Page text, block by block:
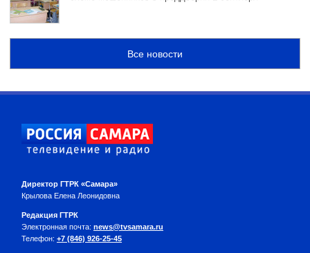
Все новости
Директор ГТРК «Самара»
Крылова Елена Леонидовна
Редакция ГТРК
Электронная почта: news@tvsamara.ru
Телефон: +7 (846) 926-25-45